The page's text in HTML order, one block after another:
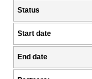
Status
Start date
End date